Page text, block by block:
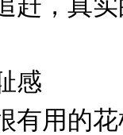
感‌
有用的